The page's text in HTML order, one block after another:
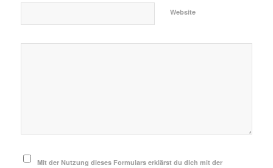
Website
Mit der Nutzung dieses Formulars erklärst du dich mit der